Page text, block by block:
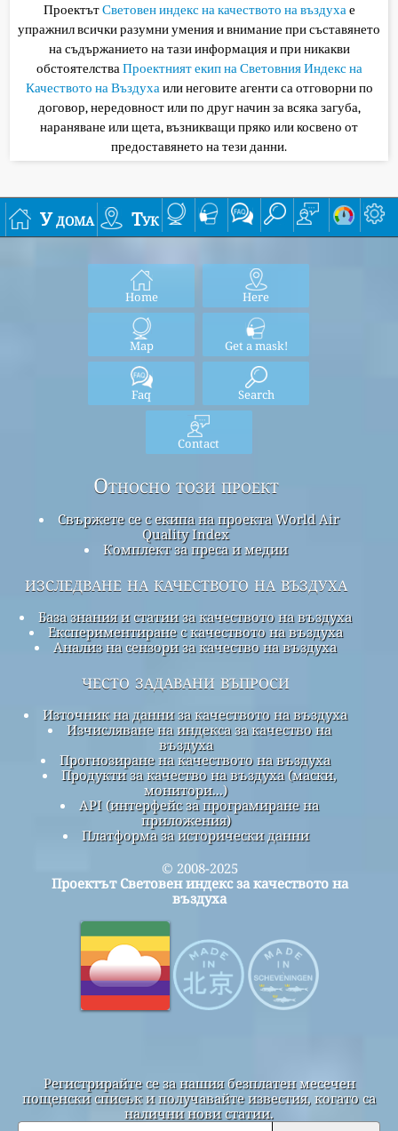
ПроектътСветовен индекс на качеството на въздухае
упражнил всички разумни умения и внимание при съставянето
на съдържанието на тази информация и при никакви
обстоятелстваПроектният екип на Световния Индекс на
Качеството на Въздухаили неговите агенти са отговорни по
договор, нередовност или по друг начин за всяка загуба,
нараняване или щета, възникващи пряко или косвено от
предоставянето на тези данни.
У дома Тук
Home Here
Map Get a mask!
Faq Search
Contact
Относно този проект
Свържете се с екипа на проекта World Air
Quality Index
Комплект за преса и медии
изследване на качеството на въздуха
База знания и статии за качеството на въздуха
Експериментиране с качеството на въздуха
Анализ на сензори за качество на въздуха
често задавани въпроси
Източник на данни за качеството на въздуха
Изчисляване на индекса за качество на
въздуха
Прогнозиране на качеството на въздуха
Продукти за качество на въздуха (маски,
монитори...)
API (интерфейс за програмиране на
приложения)
Платформа за исторически данни
© 2008-2025
Проектът Световен индекс за качеството на
въздуха
Регистрирайте се за нашия безплатен месечен
пощенски списък и получавайте известия, когато са
налични нови статии.